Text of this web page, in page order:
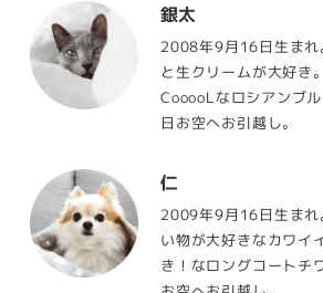
銀太
2008年9月16日生まれ
と生クリームが大好き
CooooLなロシアンブ
日お空へお引越し。
仁
2009年9月16日生まれ
い物が大好きなカワイ
き！なロングコートチ